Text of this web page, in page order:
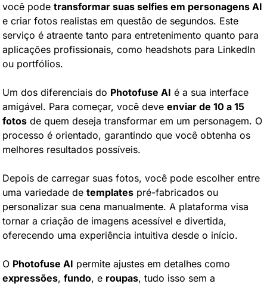
você pode transformar suas selfies em personagens AI
e criar fotos realistas em questão de segundos. Este
serviço é atraente tanto para entretenimento quanto para
aplicações profissionais, como headshots para LinkedIn
ou portfólios.
Um dos diferenciais do Photofuse AI é a sua interface
amigável. Para começar, você deve enviar de 10 a 15
fotos de quem deseja transformar em um personagem. O
processo é orientado, garantindo que você obtenha os
melhores resultados possíveis.
Depois de carregar suas fotos, você pode escolher entre
uma variedade de templates pré-fabricados ou
personalizar sua cena manualmente. A plataforma visa
tornar a criação de imagens acessível e divertida,
oferecendo uma experiência intuitiva desde o início.
O Photofuse AI
expressões, fundo, e roupas, tudo isso sem a